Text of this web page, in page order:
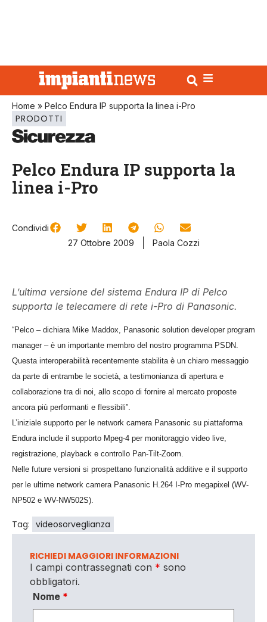
Home » Pelco Endura IP supporta la linea i-Pro
PRODOTTI
Pelco Endura IP supporta la
linea i-Pro
Condividi
27 Ottobre 2009
Paola Cozzi
L’ultima versione del sistema Endura IP di Pelco
supporta le telecamere di rete i-Pro di Panasonic.
“Pelco – dichiara Mike Maddox, Panasonic solution developer program
manager – è un importante membro del nostro programma PSDN.
Questa interoperabilità recentemente stabilita è un chiaro messaggio
da parte di entrambe le società, a testimonianza di apertura e
collaborazione tra di noi, allo scopo di fornire al mercato proposte
ancora più performanti e flessibili”.
L’iniziale supporto per le network camera Panasonic su piattaforma
Endura include il supporto Mpeg-4 per monitoraggio video live,
registrazione, playback e controllo Pan-Tilt-Zoom.
Nelle future versioni si prospettano funzionalità additive e il supporto
per le ultime network camera Panasonic H.264 I-Pro megapixel (WV-
NP502 e WV-NW502S).
Tag: videosorveglianza
RICHIEDI MAGGIORI INFORMAZIONI
I campi contrassegnati con * sono
obbligatori.
Nome *